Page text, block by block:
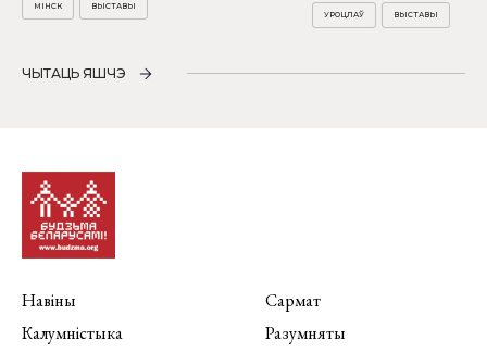
МІНСК ВЫСТАВЫ
УРОЦЛАЎ ВЫСТАВЫ
ЧЫТАЦЬ ЯШЧЭ
Навіны
Калумністыка
Сармат
Разумняты